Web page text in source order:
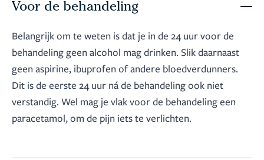
Voor de behandeling
Belangrijk om te weten is dat je in de 24 uur voor de
behandeling geen alcohol mag drinken. Slik daarnaast
geen aspirine, ibuprofen of andere bloedverdunners.
Dit is de eerste 24 uur ná de behandeling ook niet
verstandig. Wel mag je vlak voor de behandeling een
paracetamol, om de pijn iets te verlichten.